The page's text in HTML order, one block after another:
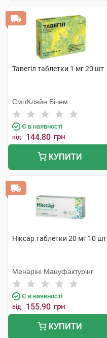
Тавегіл таблетки 1 мг 20 шт
СмітКляйн Бічем
Є в наявності
від 144.80 грн
КУПИТИ
Ніксар таблетки 20 мг 10 шт
Менаріні Мануфактурінг
Є в наявності
від 155.90 грн
КУПИТИ